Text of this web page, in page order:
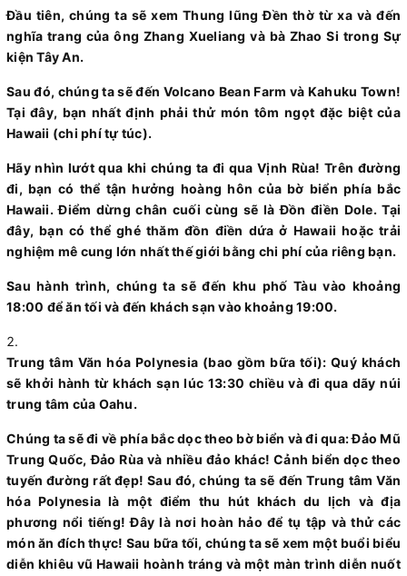
Đầu tiên, chúng ta sẽ xem Thung lũng Đền thờ từ xa và đến
nghĩa trang của ông Zhang Xueliang và bà Zhao Si trong Sự
kiện Tây An.
Sau đó, chúng ta sẽ đến Volcano Bean Farm và Kahuku Town!
Tại đây, bạn nhất định phải thử món tôm ngọt đặc biệt của
Hawaii (chi phí tự túc).
Hãy nhìn lướt qua khi chúng ta đi qua Vịnh Rùa! Trên đường
đi, bạn có thể tận hưởng hoàng hôn của bờ biển phía bắc
Hawaii. Điểm dừng chân cuối cùng sẽ là Đồn điền Dole. Tại
đây, bạn có thể ghé thăm đồn điền dứa ở Hawaii hoặc trải
nghiệm mê cung lớn nhất thế giới bằng chi phí của riêng bạn.
Sau hành trình, chúng ta sẽ đến khu phố Tàu vào khoảng
18:00 để ăn tối và đến khách sạn vào khoảng 19:00.
Trung tâm Văn hóa Polynesia (bao gồm bữa tối): Quý khách
sẽ khởi hành từ khách sạn lúc 13:30 chiều và đi qua dãy núi
trung tâm của Oahu.
Chúng ta sẽ đi về phía bắc dọc theo bờ biển và đi qua: Đảo Mũ
Trung Quốc, Đảo Rùa và nhiều đảo khác! Cảnh biển dọc theo
tuyến đường rất đẹp! Sau đó, chúng ta sẽ đến Trung tâm Văn
hóa Polynesia là một điểm thu hút khách du lịch và địa
phương nổi tiếng! Đây là nơi hoàn hảo để tụ tập và thử các
món ăn đích thực! Sau bữa tối, chúng ta sẽ xem một buổi biểu
diễn khiêu vũ Hawaii hoành tráng và một màn trình diễn nuốt